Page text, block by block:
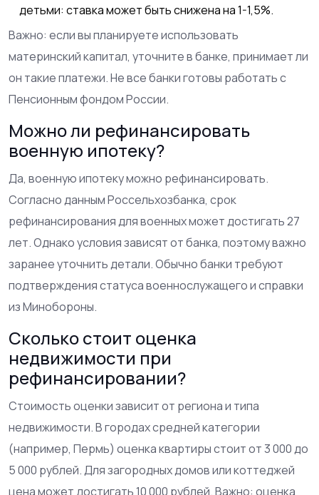
детьми: ставка может быть снижена на 1-1,5%.
Важно: если вы планируете использовать
материнский капитал, уточните в банке, принимает ли
он такие платежи. Не все банки готовы работать с
Пенсионным фондом России.
Можно ли рефинансировать
военную ипотеку?
Да, военную ипотеку можно рефинансировать.
Согласно данным Россельхозбанка, срок
рефинансирования для военных может достигать 27
лет. Однако условия зависят от банка, поэтому важно
заранее уточнить детали. Обычно банки требуют
подтверждения статуса военнослужащего и справки
из Минобороны.
Сколько стоит оценка
недвижимости при
рефинансировании?
Стоимость оценки зависит от региона и типа
недвижимости. В городах средней категории
(например, Пермь) оценка квартиры стоит от 3 000 до
5 000 рублей. Для загородных домов или коттеджей
цена может достигать 10 000 рублей. Важно: оценка